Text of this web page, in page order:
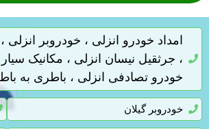
امداد خودرو انزلی ، خودروبر
، جرثقیل نیسان انزلی ، مکانیک
خودرو تصادفی انزلی ، باطری به
خودروبر گیلان